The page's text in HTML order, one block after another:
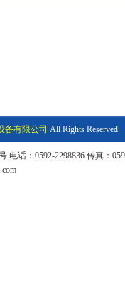
备有限公司 All Rights Reserved.
话：0592-2298836 传真：